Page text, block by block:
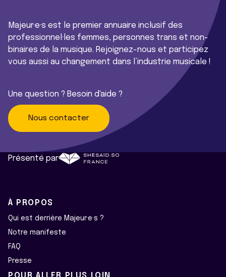
Majeur·e·s est le premier annuaire inclusif des
professionnel·les femmes, personnes trans et non-
binaires de la musique. Rejoignez-nous et participez
vous aussi au changement dans l’industrie musicale !
Une question ? Besoin d'aide ?
Nous contacter
Présenté par
À PROPOS
Qui est derrière Majeur·e·s ?
Notre manifeste
FAQ
Presse